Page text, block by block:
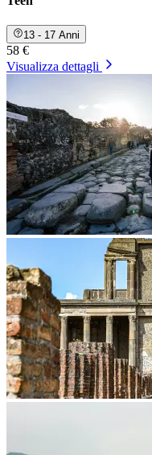
13 - 17 Anni
58 €
Visualizza dettagli